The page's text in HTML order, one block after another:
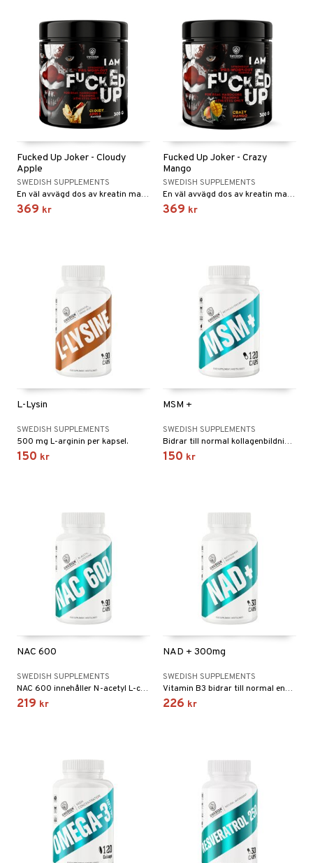
Fucked Up Joker - Cloudy
Apple
SWEDISH SUPPLEMENTS
En väl avvägd dos av kreatin malat, beta alanin, adaptogener och uppiggande samt fokushöjande ämnen.
369 kr
Fucked Up Joker - Crazy
Mango
SWEDISH SUPPLEMENTS
En väl avvägd dos av kreatin malat, beta alanin, adaptogener och uppiggande samt fokushöjande ämnen.
369 kr
L-Lysin
SWEDISH SUPPLEMENTS
500 mg L-arginin per kapsel.
150 kr
MSM +
SWEDISH SUPPLEMENTS
Bidrar till normal kollagenbildning för broskets och hudens normala funktion
150 kr
NAC 600
SWEDISH SUPPLEMENTS
NAC 600 innehåller N-acetyl L-cystein (NAC) – en stabil och biotillgänglig form av aminosyran cystein.
219 kr
NAD + 300mg
SWEDISH SUPPLEMENTS
Vitamin B3 bidrar till normal energiomsättning, nervsystemets normala funktion och minskad trötthet och utmattning.
226 kr